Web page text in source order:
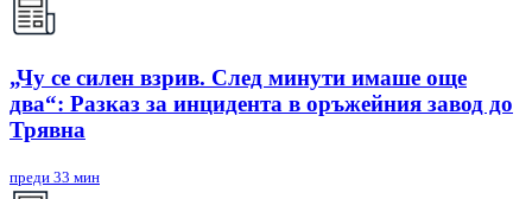
„Чу се силен взрив. След минути имаше още
два“: Разказ за инцидента в оръжейния завод до
Трявна
преди 33 мин